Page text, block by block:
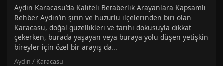
Aydın Karacasu’da Kaliteli Beraberlik Arayanlara Kapsamlı
Rehber Aydın’ın şirin ve huzurlu ilçelerinden biri olan
Karacasu, doğal güzellikleri ve tarihi dokusuyla dikkat
çekerken, burada yaşayan veya buraya yolu düşen yetişkin
bireyler için özel bir arayış da...
Aydın / Karacasu